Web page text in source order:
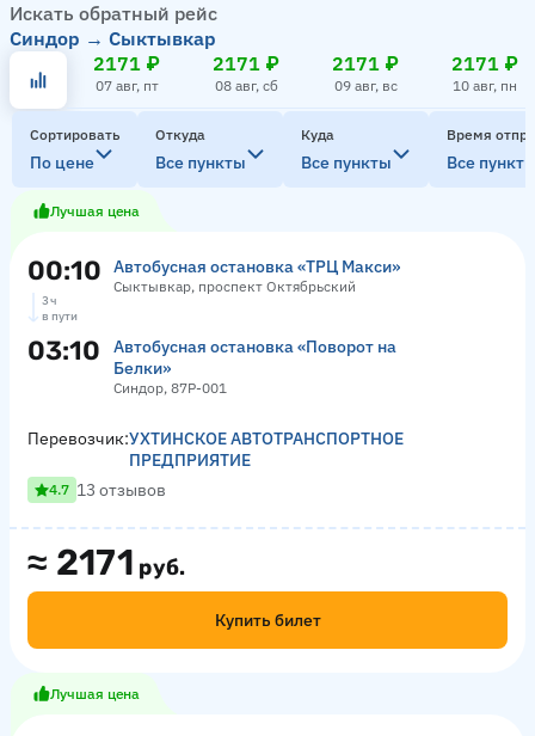
Искать обратный рейс
Синдор → Сыктывкар
2171 ₽
07 авг, пт
2171 ₽
08 авг, сб
2171 ₽
09 авг, вс
2171 ₽
10 авг, пн
Сортировать
По цене
Откуда
Все пункты
Куда
Все пункты
Время
Все
Лучшая цена
00:10 Автобусная остановка «ТРЦ Макси»
Сыктывкар, проспект Октябрьский
3 ч
в пути
03:10
Автобусная остановка «Поворот на
Белки»
Синдор, 87Р-001
≈ 2171 руб.
Купить билет
Перевозчик:УХТИНСКОЕ АВТОТРАНСПОРТНОЕ
ПРЕДПРИЯТИЕ
4.7 13 отзывов
Лучшая цена